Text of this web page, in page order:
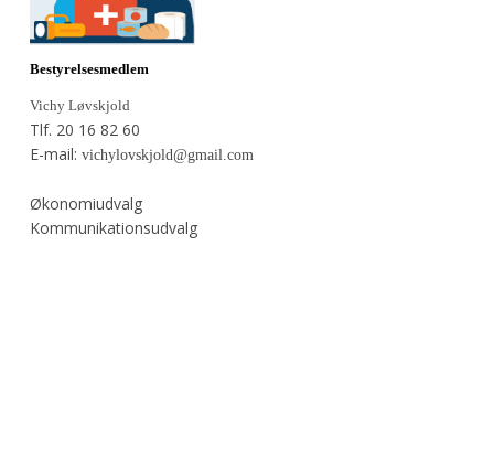
Bestyrelsesmedlem
Vichy Løvskjold
Tlf. 20 16 82 60
E-mail: vichylovskjold@gmail.com
Økonomiudvalg
Kommunikationsudvalg